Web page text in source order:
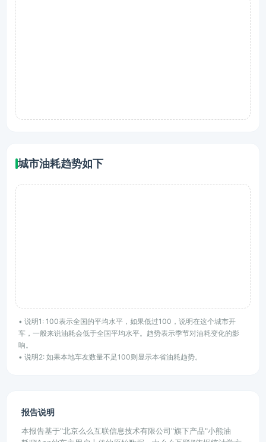
城市油耗趋势如下
• 说明1: 100表示全国的平均水平，如果低过100，说明在这个城市开
车，一般来说油耗会低于全国平均水平。趋势表示季节对油耗变化的影
响。
• 说明2: 如果本地车友数量不足100则显示本省油耗趋势。
报告说明
本报告基于"北京么么互联信息技术有限公司"旗下产品"小熊油